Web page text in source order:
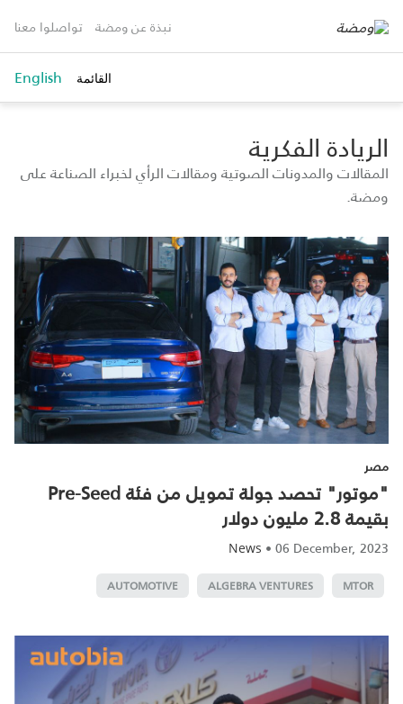
نبذة عن ومضة تواصلوا معنا
search
القائمة English
الريادة الفكرية
المقالات والمدونات الصوتية ومقالات الرأي لخبراء الصناعة على
ومضة.
مصر
"موتور" تحصد جولة تمويل من فئة Pre-Seed
بقيمة 2.8 مليون دولار
News •06 December, 2023
MTOR
ALGEBRA VENTURES
AUTOMOTIVE